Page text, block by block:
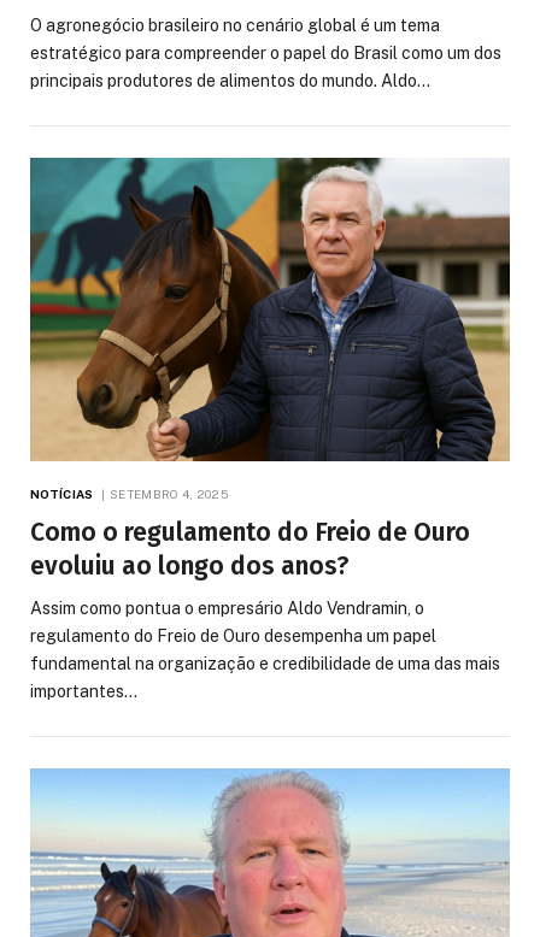
O agronegócio brasileiro no cenário global é um tema
estratégico para compreender o papel do Brasil como um dos
principais produtores de alimentos do mundo. Aldo…
NOTÍCIAS SETEMBRO 4, 2025
Como o regulamento do Freio de Ouro
evoluiu ao longo dos anos?
Assim como pontua o empresário Aldo Vendramin, o
regulamento do Freio de Ouro desempenha um papel
fundamental na organização e credibilidade de uma das mais
importantes…